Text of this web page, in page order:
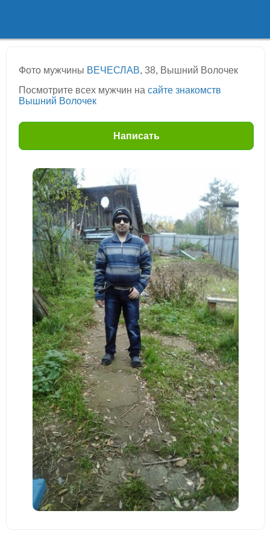
Фото мужчины ВЕЧЕСЛАВ, 38, Вышний Волочек
Посмотрите всех мужчин на сайте знакомств
Вышний Волочек
Написать